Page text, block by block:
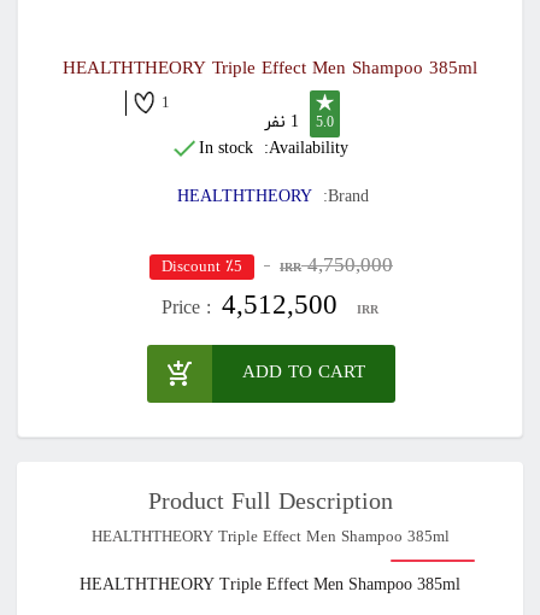
HEALTHTHEORY Triple Effect Men Shampoo 385ml
5.0
1
Availability:
In stock
Brand:
HEALTHTHEORY
4,750,000
IRR ٪5 Discount
Price : 4,512,500 IRR
ADD TO CART
Product Full Description
HEALTHTHEORY Triple Effect Men Shampoo 385ml
HEALTHTHEORY Triple Effect Men Shampoo 385ml